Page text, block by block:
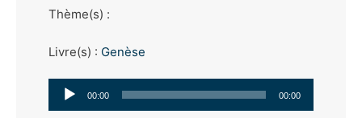
Thème(s) :
Livre(s) : Genèse
Lecteur
00:00 00:00